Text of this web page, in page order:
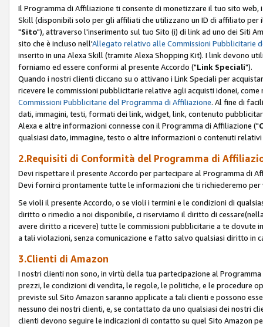
Il Programma di Affiliazione ti consente di monetizzare il tuo sito
Skill (disponibili solo per gli affiliati che utilizzano un ID di affiliato per
"Sito"), attraverso l'inserimento sul tuo Sito (i) di link ad uno dei Siti
sito che è incluso nell'Allegato relativo alle Commissioni Pubblicitarie
inserito in una Alexa Skill (tramite Alexa Shopping Kit). I link devono
forniamo ed essere conformi al presente Accordo ("Link Speciali").
Quando i nostri clienti cliccano su o attivano i Link Speciali per
ricevere le commissioni pubblicitarie relative agli acquisti idonei,
Commissioni Pubblicitarie del Programma di Affiliazione. Al fine di
dati, immagini, testi, formati dei link, widget, link, contenuto
Alexa e altre informazioni connesse con il Programma di Affiliazione ("
qualsiasi dato, immagine, testo o altre informazioni o contenuti
2.Requisiti di Conformità del Programma di
Devi rispettare il presente Accordo per partecipare al Programma di
Devi fornirci prontamente tutte le informazioni che ti richiederemo
Se violi il presente Accordo, o se violi i termini e le condizioni di
diritto o rimedio a noi disponibile, ci riserviamo il diritto di
avere diritto a ricevere) tutte le commissioni pubblicitarie a te dovute
a tali violazioni, senza comunicazione e fatto salvo qualsiasi diritto in
3.Clienti di Amazon
I nostri clienti non sono, in virtù della tua partecipazione al
prezzi, le condizioni di vendita, le regole, le politiche, e le procedure
previste sul Sito Amazon saranno applicate a tali clienti e possono
nessuno dei nostri clienti, e, se contattato da uno qualsiasi dei nostri
clienti devono seguire le indicazioni di contatto su quel Sito Amazon